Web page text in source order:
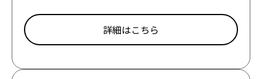
詳細はこちら